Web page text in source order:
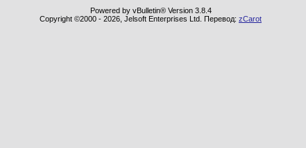
Powered by vBulletin® Version 3.8.4
Copyright ©2000 - 2026, Jelsoft Enterprises Ltd. Перевод: zCarot